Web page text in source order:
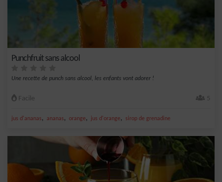
Punchfruit sans alcool
Une recette de punch sans alcool, les enfants vont adorer !
Facile 5
jus d'ananas, ananas, orange, jus d'orange, sirop de grenadine